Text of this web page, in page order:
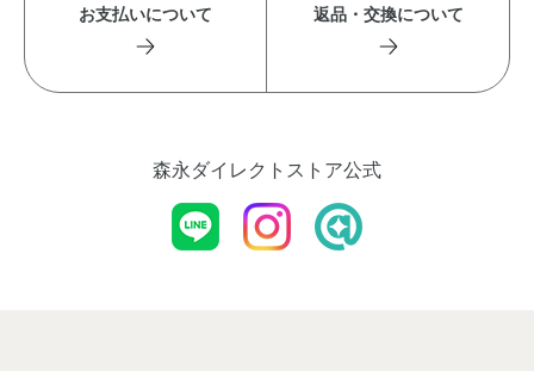
お支払いについて 返品・交換について
森永ダイレクトストア公式